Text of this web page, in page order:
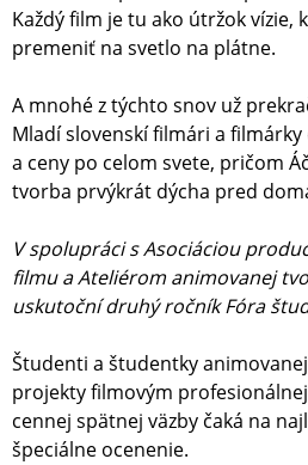
Každý film je tu ako útržok vízie,
premeniť na svetlo na plátne.
A mnohé z týchto snov už
Mladí slovenskí filmári a
a ceny po celom svete, pričom
tvorba prvýkrát dýcha pred
V spolupráci s Asociáciou
filmu a Ateliérom animovanej
uskutoční druhý ročník Fóra
Študenti a študentky
projekty filmovým
cennej spätnej väzby čaká na
špeciálne ocenenie.